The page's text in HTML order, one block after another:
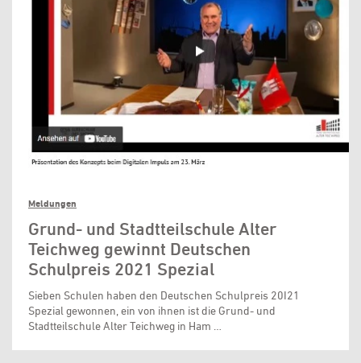
Meldungen
Grund- und Stadtteilschule Alter
Teichweg gewinnt Deutschen
Schulpreis 2021 Spezial
Sieben Schulen haben den Deutschen Schulpreis 20I21
Spezial gewonnen, ein von ihnen ist die Grund- und
Stadtteilschule Alter Teichweg in Ham …